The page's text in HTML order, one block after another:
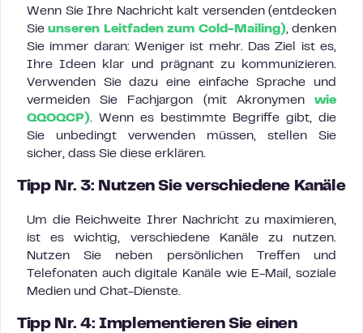
Wenn Sie Ihre Nachricht kalt versenden (entdecken
Sieunseren Leitfaden zum Cold-Mailing), denken
Sie immer daran: Weniger ist mehr. Das Ziel ist es,
Ihre Ideen klar und prägnant zu kommunizieren.
Verwenden Sie dazu eine einfache Sprache und
vermeiden Sie Fachjargon (mit Akronymen wie
QQOQCP). Wenn es bestimmte Begriffe gibt, die
Sie unbedingt verwenden müssen, stellen Sie
sicher, dass Sie diese erklären.
Tipp Nr. 3: Nutzen Sie verschiedene Kanäle
Um die Reichweite Ihrer Nachricht zu maximieren,
ist es wichtig, verschiedene Kanäle zu nutzen.
Nutzen Sie neben persönlichen Treffen und
Telefonaten auch digitale Kanäle wie E-Mail, soziale
Medien und Chat-Dienste.
Tipp Nr. 4: Implementieren Sie einen